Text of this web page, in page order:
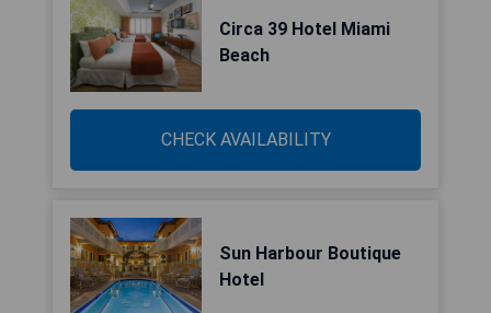
Circa 39 Hotel Miami
Beach
CHECK AVAILABILITY
Sun Harbour Boutique
Hotel